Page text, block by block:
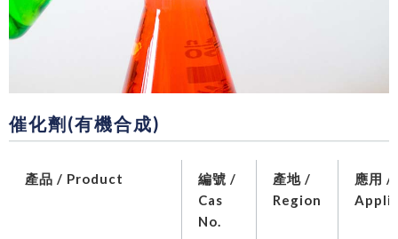
催化劑(有機合成)
產品 / Product
編號 /
Cas
No.
產地 /
Region
應用 /